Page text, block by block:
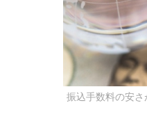
振込手数料の安さ